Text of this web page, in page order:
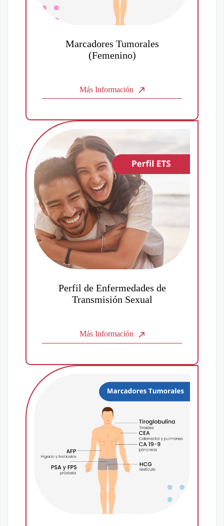
Marcadores Tumorales
(Femenino)
Más Información
Perfil de Enfermedades de
Transmisión Sexual
Más Información